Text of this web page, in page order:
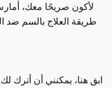
طريقة العلاج بالسم ضد
ابق هنا، يمكنني أن أترك